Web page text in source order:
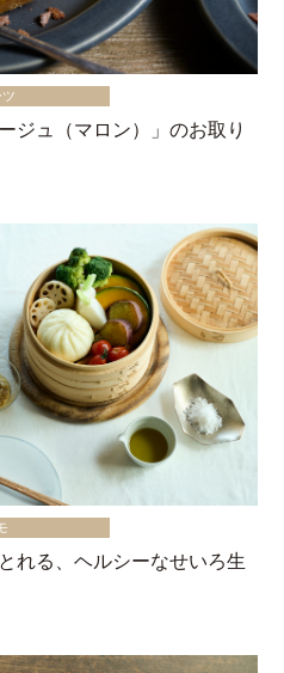
ジュ（マロン）」のお取り
れる、ヘルシーなせいろ生